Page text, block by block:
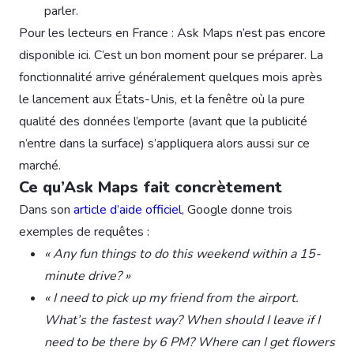
parler.
Pour les lecteurs en France : Ask Maps n’est pas encore
disponible ici. C’est un bon moment pour se préparer. La
fonctionnalité arrive généralement quelques mois après
le lancement aux États-Unis, et la fenêtre où la pure
qualité des données l’emporte (avant que la publicité
n’entre dans la surface) s’appliquera alors aussi sur ce
marché.
Ce qu’Ask Maps fait concrètement
Dans son article d’aide officiel, Google donne trois
exemples de requêtes :
« Any fun things to do this weekend within a 15-
minute drive? »
« I need to pick up my friend from the airport.
What’s the fastest way? When should I leave if I
need to be there by 6 PM? Where can I get flowers